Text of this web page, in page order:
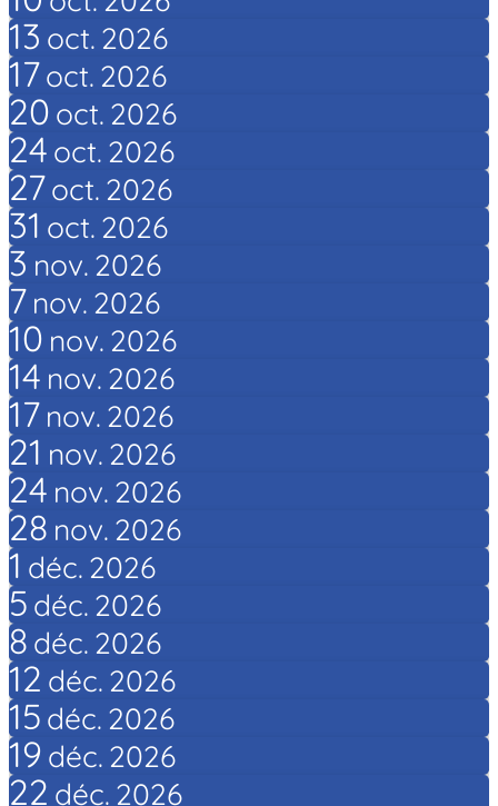
13 oct. 2026
17oct. 2026
20 oct. 2026
24 oct. 2026
27oct. 2026
31 oct. 2026
3 nov. 2026
7 nov. 2026
10 nov. 2026
14 nov. 2026
17 nov. 2026
21 nov. 2026
24 nov. 2026
28 nov. 2026
1 déc. 2026
5 déc. 2026
8 déc. 2026
12 déc. 2026
15 déc. 2026
19 déc. 2026
22 déc. 2026